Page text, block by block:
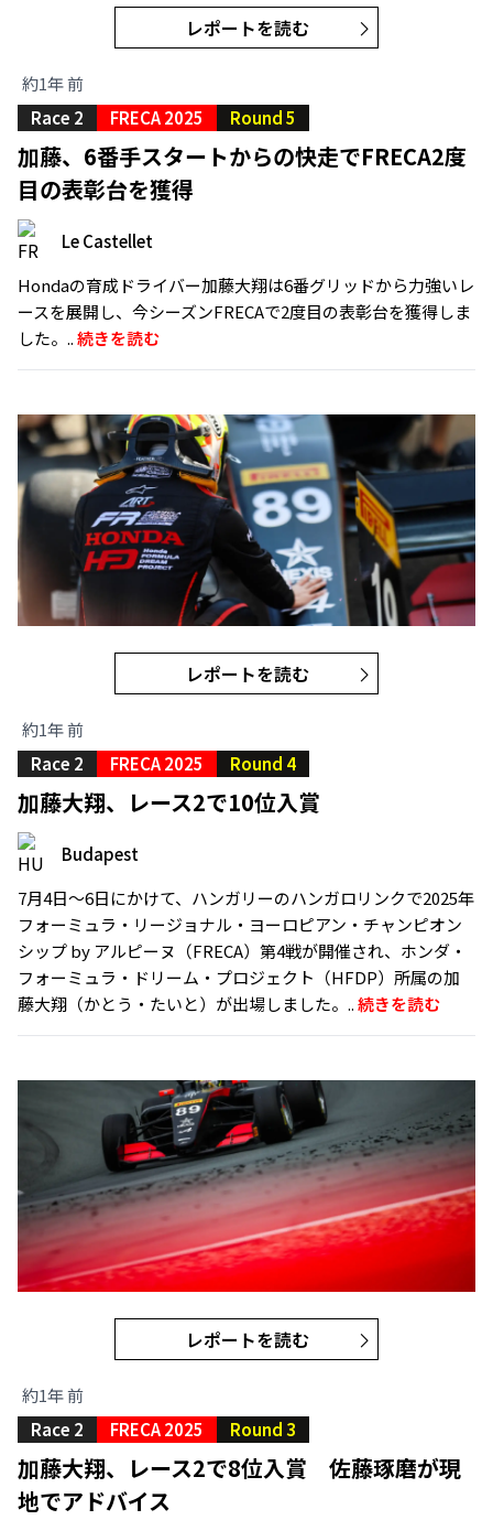
レポートを読む
約1年 前
Race 2
FRECA 2025 Round 5
加藤、6番手スタートからの快走でFRECA2度
目の表彰台を獲得
Le Castellet
Hondaの育成ドライバー加藤大翔は6番グリッドから力強いレ
ースを展開し、今シーズンFRECAで2度目の表彰台を獲得しま
した。..続きを読む
レポートを読む
約1年 前
Race 2
FRECA 2025 Round 4
加藤大翔、レース2で10位入賞
Budapest
7月4日〜6日にかけて、ハンガリーのハンガロリンクで2025年
フォーミュラ・リージョナル・ヨーロピアン・チャンピオン
シップ by アルピーヌ（FRECA）第4戦が開催され、ホンダ・
フォーミュラ・ドリーム・プロジェクト（HFDP）所属の加
藤大翔（かとう・たいと）が出場しました。..続きを読む
レポートを読む
約1年 前
Race 2
FRECA 2025 Round 3
加藤大翔、レース2で8位入賞 佐藤琢磨が現
地でアドバイス